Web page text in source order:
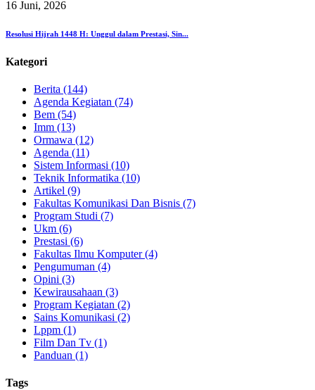
16 Juni, 2026
Resolusi Hijrah 1448 H: Unggul dalam Prestasi, Sin...
Kategori
Berita (144)
Agenda Kegiatan (74)
Bem (54)
Imm (13)
Ormawa (12)
Agenda (11)
Sistem Informasi (10)
Teknik Informatika (10)
Artikel (9)
Fakultas Komunikasi Dan Bisnis (7)
Program Studi (7)
Ukm (6)
Prestasi (6)
Fakultas Ilmu Komputer (4)
Pengumuman (4)
Opini (3)
Kewirausahaan (3)
Program Kegiatan (2)
Sains Komunikasi (2)
Lppm (1)
Film Dan Tv (1)
Panduan (1)
Tags